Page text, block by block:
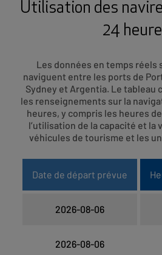
Utilisation des
24
Les données en temps réels
naviguent entre les ports de
Sydney et Argentia. Le tableau
les renseignements sur la
heures, y compris les heures
l’utilisation de la capacité et la
véhicules de tourisme et les
Date de départ prévue
2026-08-06
2026-08-06